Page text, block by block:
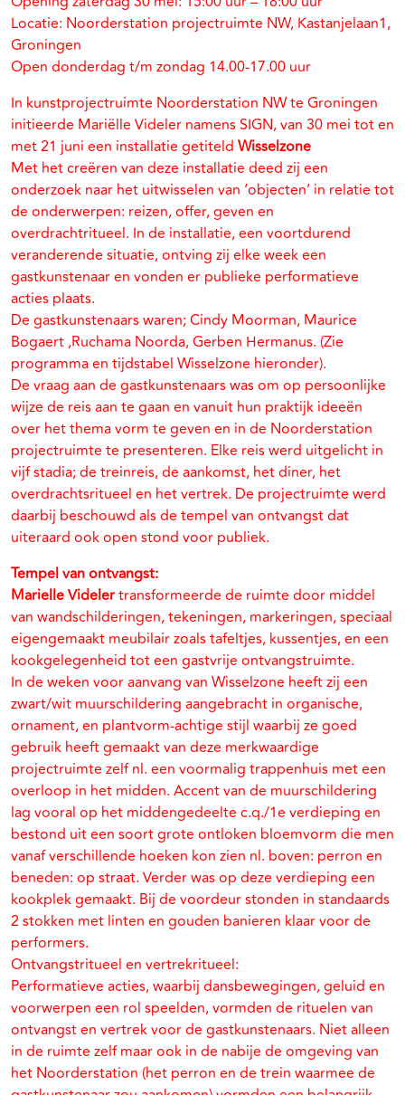
Locatie: Noorderstation projectruimte NW, Kastanjelaan1,
Groningen
Open donderdag t/m zondag 14.00-17.00 uur
In kunstprojectruimte Noorderstation NW te Groningen
initieerde Mariëlle Videler namens SIGN, van 30 mei tot en
met 21 juni een installatie getiteld Wisselzone
Met het creëren van deze installatie deed zij een
onderzoek naar het uitwisselen van ‘objecten’ in relatie tot
de onderwerpen: reizen, offer, geven en
overdrachtritueel. In de installatie, een voortdurend
veranderende situatie, ontving zij elke week een
gastkunstenaar en vonden er publieke performatieve
acties plaats.
De gastkunstenaars waren; Cindy Moorman, Maurice
Bogaert ,Ruchama Noorda, Gerben Hermanus. (Zie
programma en tijdstabel Wisselzone hieronder).
De vraag aan de gastkunstenaars was om op persoonlijke
wijze de reis aan te gaan en vanuit hun praktijk ideeën
over het thema vorm te geven en in de Noorderstation
projectruimte te presenteren. Elke reis werd uitgelicht in
vijf stadia; de treinreis, de aankomst, het diner, het
overdrachtsritueel en het vertrek. De projectruimte werd
daarbij beschouwd als de tempel van ontvangst dat
uiteraard ook open stond voor publiek.
Tempel van ontvangst:
Marielle Videlertransformeerde de ruimte door middel
van wandschilderingen, tekeningen, markeringen, speciaal
eigengemaakt meubilair zoals tafeltjes, kussentjes, en een
kookgelegenheid tot een gastvrije ontvangstruimte.
In de weken voor aanvang van Wisselzone heeft zij een
zwart/wit muurschildering aangebracht in organische,
ornament, en plantvorm-achtige stijl waarbij ze goed
gebruik heeft gemaakt van deze merkwaardige
projectruimte zelf nl. een voormalig trappenhuis met een
overloop in het midden. Accent van de muurschildering
lag vooral op het middengedeelte c.q./1e verdieping en
bestond uit een soort grote ontloken bloemvorm die men
vanaf verschillende hoeken kon zien nl. boven: perron en
beneden: op straat. Verder was op deze verdieping een
kookplek gemaakt. Bij de voordeur stonden in standaards
2 stokken met linten en gouden banieren klaar voor de
performers.
Ontvangstritueel en vertrekritueel:
Performatieve acties, waarbij dansbewegingen, geluid en
voorwerpen een rol speelden, vormden de rituelen van
ontvangst en vertrek voor de gastkunstenaars. Niet alleen
in de ruimte zelf maar ook in de nabije de omgeving van
het Noorderstation (het perron en de trein waarmee de